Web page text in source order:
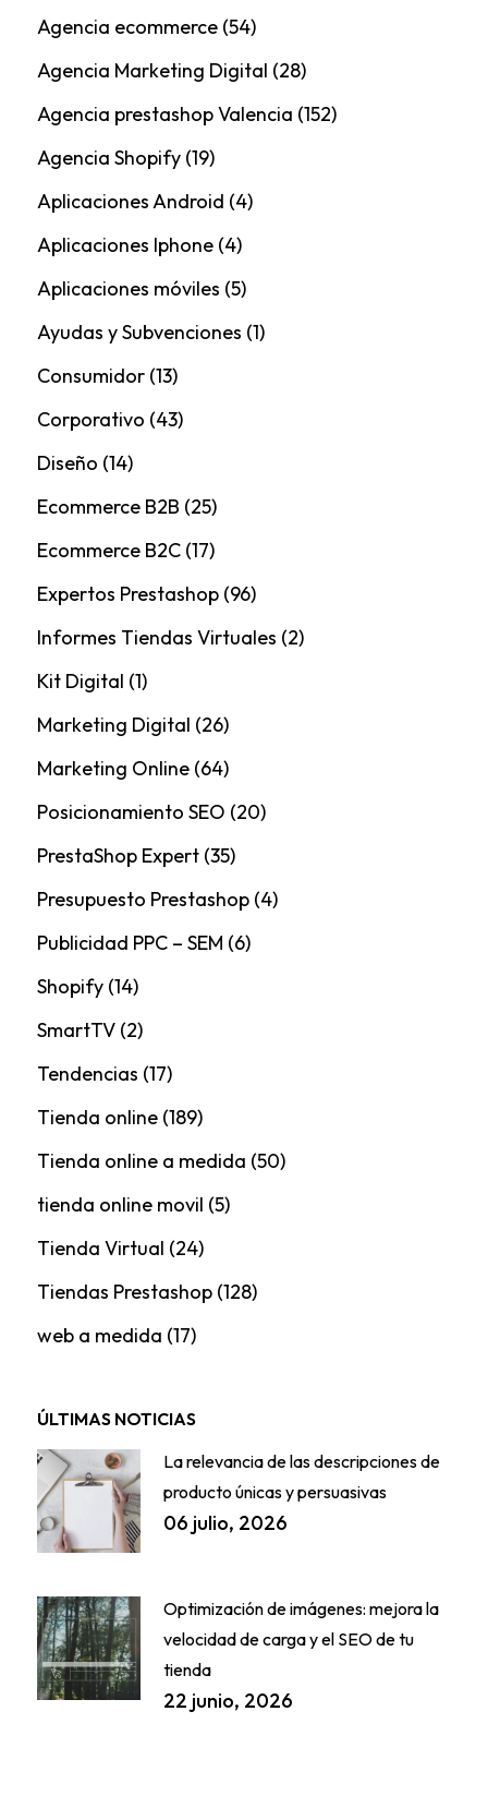
Agencia ecommerce(54)
Agencia Marketing Digital (28)
Agencia prestashop Valencia (152)
Agencia Shopify(19)
Aplicaciones Android (4)
Aplicaciones Iphone(4)
Aplicaciones móviles (5)
Ayudas y Subvenciones (1)
Consumidor(13)
Corporativo (43)
Diseño (14)
Ecommerce B2B (25)
Ecommerce B2C(17)
Expertos Prestashop(96)
Informes Tiendas Virtuales (2)
Kit Digital (1)
Marketing Digital (26)
Marketing Online(64)
Posicionamiento SEO (20)
PrestaShop Expert(35)
Presupuesto Prestashop(4)
Publicidad PPC – SEM (6)
Shopify(14)
SmartTV(2)
Tendencias (17)
Tienda online(189)
Tienda online a medida (50)
tienda online movil (5)
Tienda Virtual (24)
Tiendas Prestashop(128)
web a medida (17)
ÚLTIMAS NOTICIAS
La relevancia de las descripciones de
producto únicas y persuasivas
06 julio, 2026
Optimización de imágenes: mejora la
velocidad de carga y el SEO de tu
tienda
22 junio, 2026